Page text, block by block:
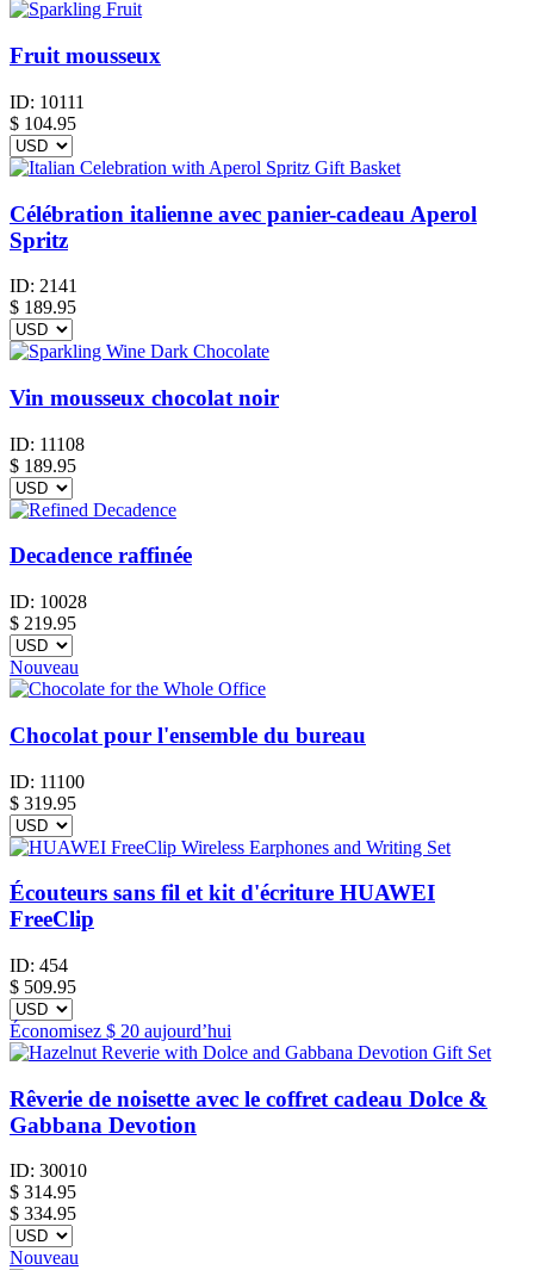
Fruit mousseux
ID: 10111
$ 104.95
Célébration italienne avec panier-cadeau Aperol
Spritz
ID: 2141
$ 189.95
Vin mousseux chocolat noir
ID: 11108
$ 189.95
Decadence raffinée
ID: 10028
$ 219.95
Nouveau
Chocolat pour l'ensemble du bureau
ID: 11100
$ 319.95
Écouteurs sans fil et kit d'écriture HUAWEI
FreeClip
ID: 454
$ 509.95
Économisez $ 20 aujourd’hui
Rêverie de noisette avec le coffret cadeau Dolce &
Gabbana Devotion
ID: 30010
$ 314.95
$ 334.95
Nouveau